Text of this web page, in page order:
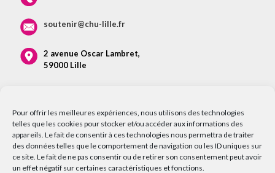
Pour offrir les meilleures expériences, nous utilisons des technologies
telles que les cookies pour stocker et/ou accéder aux informations des
appareils. Le fait de consentir à ces technologies nous permettra de traiter
des données telles que le comportement de navigation ou les ID uniques sur
ce site. Le fait de ne pas consentir ou de retirer son consentement peut avoir
un effet négatif sur certaines caractéristiques et fonctions.
soutenir@chu-lille.fr
2 avenue Oscar Lambret,
59000 Lille